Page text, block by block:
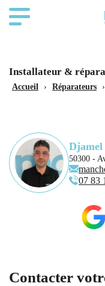
Installateur &
Accueil › Réparateurs ›
Djamel
50300 -
07 83
Contacter